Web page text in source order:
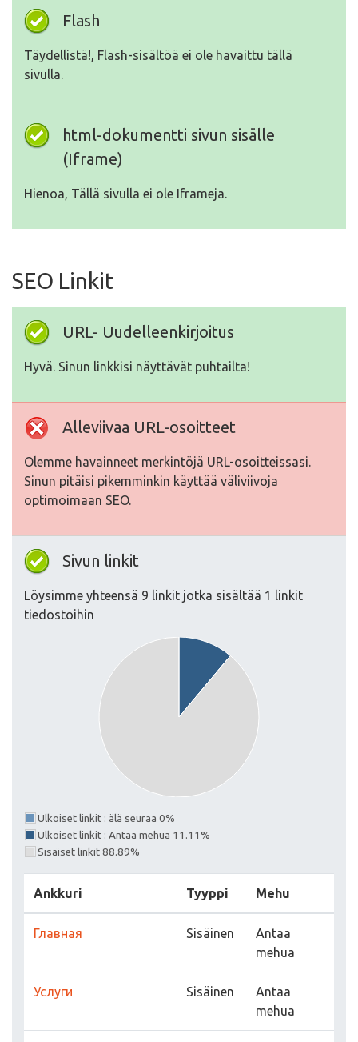
Flash
Täydellistä!, Flash-sisältöä ei ole havaittu tällä
sivulla.
html-dokumentti sivun sisälle
(Iframe)
Hienoa, Tällä sivulla ei ole Iframeja.
SEO Linkit
URL- Uudelleenkirjoitus
Hyvä. Sinun linkkisi näyttävät puhtailta!
Alleviivaa URL-osoitteet
Olemme havainneet merkintöjä URL-osoitteissasi.
Sinun pitäisi pikemminkin käyttää väliviivoja
optimoimaan SEO.
Sivun linkit
Löysimme yhteensä 9 linkit jotka sisältää 1 linkit
tiedostoihin
Ulkoiset linkit : älä seuraa 0%
Ulkoiset linkit : Antaa mehua 11.11%
Sisäiset linkit 88.89%
Ankkuri Tyyppi Mehu
Главная Sisäinen
Antaa
mehua
Услуги Sisäinen
Antaa
mehua